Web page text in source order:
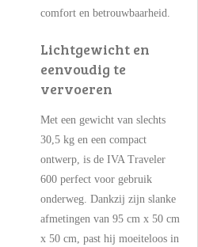
comfort en betrouwbaarheid.
Lichtgewicht en
eenvoudig te
vervoeren
Met een gewicht van slechts
30,5 kg en een compact
ontwerp, is de IVA Traveler
600 perfect voor gebruik
onderweg. Dankzij zijn slanke
afmetingen van 95 cm x 50 cm
x 50 cm, past hij moeiteloos in